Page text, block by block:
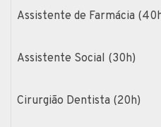
Assistente de Farmácia
Assistente Social (30h)
Cirurgião Dentista (20h)